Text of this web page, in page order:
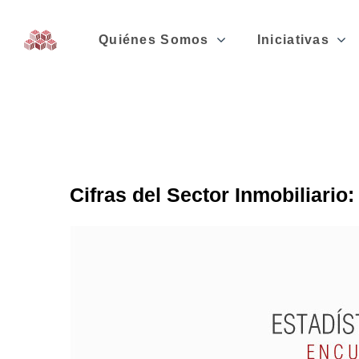
Quiénes Somos Iniciativas
Cifras del Sector Inmobiliario: